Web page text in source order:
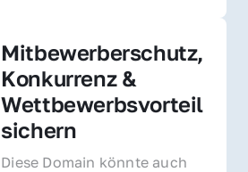
Mitbewerberschutz,
Konkurrenz &
Wettbewerbsvorteil
sichern
Diese Domain könnte auch